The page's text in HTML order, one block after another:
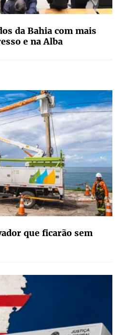
da Bahia com mais
e na Alba
que ficarão sem